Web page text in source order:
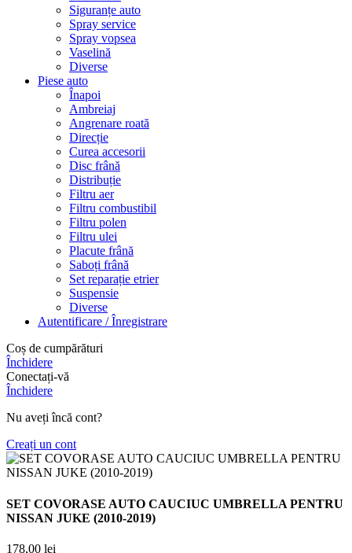
Siguranțe auto
Spray service
Spray vopsea
Vaselină
Diverse
Piese auto
Înapoi
Ambreiaj
Angrenare roată
Direcție
Curea accesorii
Disc frână
Distribuție
Filtru aer
Filtru combustibil
Filtru polen
Filtru ulei
Placute frână
Saboți frână
Set reparație etrier
Suspensie
Diverse
Autentificare / Înregistrare
Coș de cumpărături
Închidere
Conectați-vă
Închidere
Nu aveți încă cont?
Creați un cont
SET COVORASE AUTO CAUCIUC UMBRELLA PENTRU
NISSAN JUKE (2010-2019)
178,00 lei